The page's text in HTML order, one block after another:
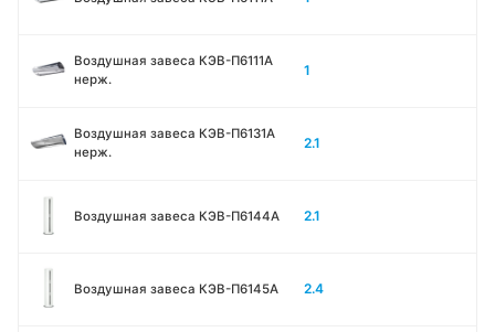
Воздушная завеса КЭВ-П6111A
нерж.
1
Воздушная завеса КЭВ-П6131A
нерж.
2.1
Воздушная завеса КЭВ-П6144A 2.1
Воздушная завеса КЭВ-П6145A 2.4